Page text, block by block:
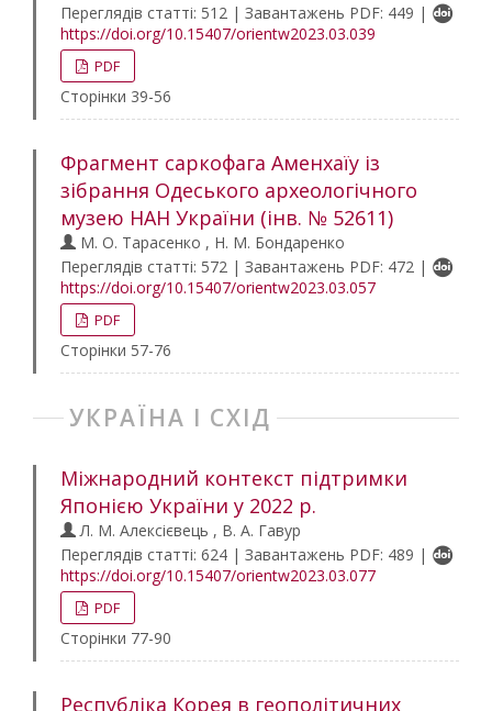
Переглядів статті: 512 | Завантажень PDF: 449 |
https://doi.org/10.15407/orientw2023.03.039
PDF
Сторінки 39-56
Фрагмент саркофага Аменхаїу із
зібрання Одеського археологічного
музею НАН України (інв. № 52611)
М. О. Тарасенко , Н. М. Бондаренко
Переглядів статті: 572 | Завантажень PDF: 472 |
https://doi.org/10.15407/orientw2023.03.057
PDF
Сторінки 57-76
УКРАЇНА І СХІД
Міжнародний контекст підтримки
Японією України у 2022 р.
Л. М. Алексієвець , В. А. Гавур
Переглядів статті: 624 | Завантажень PDF: 489 |
https://doi.org/10.15407/orientw2023.03.077
PDF
Сторінки 77-90
Республіка Корея в геополітичних